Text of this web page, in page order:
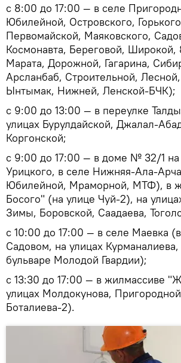
с 8:00 до 17:00 — в селе
Юбилейной, Островского,
Первомайской, Маяковского,
Космонавта, Береговой, Широкой,
Марата, Дорожной, Гагарина,
Арсланбаб, Строительной,
Ынтымак, Нижней, Ленской-БЧК);
с 9:00 до 13:00 — в переулке
улицах Бурулдайской, Джалал-
Коргонской;
с 9:00 до 17:00 — в доме № 32/1 на
Урицкого, в селе Нижняя-Ала-
Юбилейной, Мраморной, МТФ), в
Босого" (на улице Чуй-2), на
Зимы, Боровской, Саадаева,
с 10:00 до 17:00 — в селе Маевка
Садовом, на улицах
бульваре Молодой Гвардии);
с 13:30 до 17:00 — в жилмассиве
улицах Молдокунова,
Боталиева-2).